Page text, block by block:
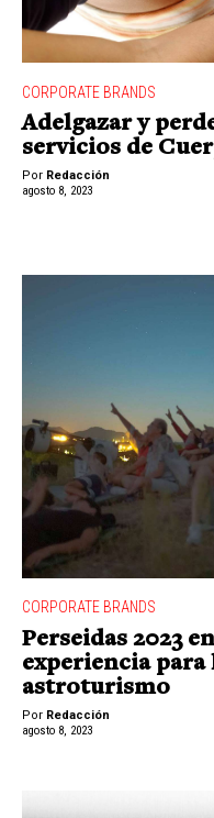
CORPORATE BRANDS
Adelgazar y
servicios de
Por Redacción
agosto 8, 2023
CORPORATE BRANDS
Perseidas 2023
experiencia para
astroturismo
Por Redacción
agosto 8, 2023